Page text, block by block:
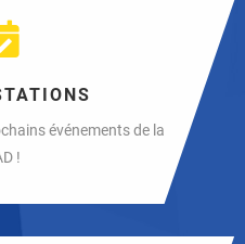
événements de la
!